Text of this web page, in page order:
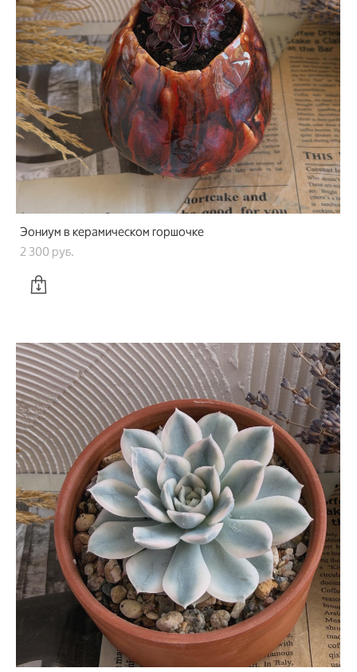
Эониум в керамическом горшочке
2 300 pуб.